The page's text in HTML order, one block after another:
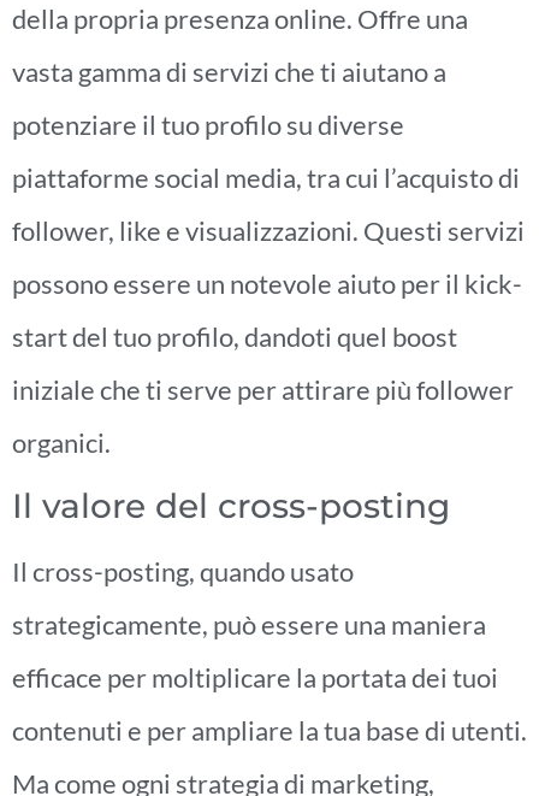
della propria presenza online. Offre una
vasta gamma di servizi che ti aiutano a
potenziare il tuo profilo su diverse
piattaforme social media, tra cui l’acquisto di
follower, like e visualizzazioni. Questi servizi
possono essere un notevole aiuto per il kick-
start del tuo profilo, dandoti quel boost
iniziale che ti serve per attirare più follower
organici.
Il valore del cross-posting
Il cross-posting, quando usato
strategicamente, può essere una maniera
efficace per moltiplicare la portata dei tuoi
contenuti e per ampliare la tua base di utenti.
Ma come ogni strategia di marketing,